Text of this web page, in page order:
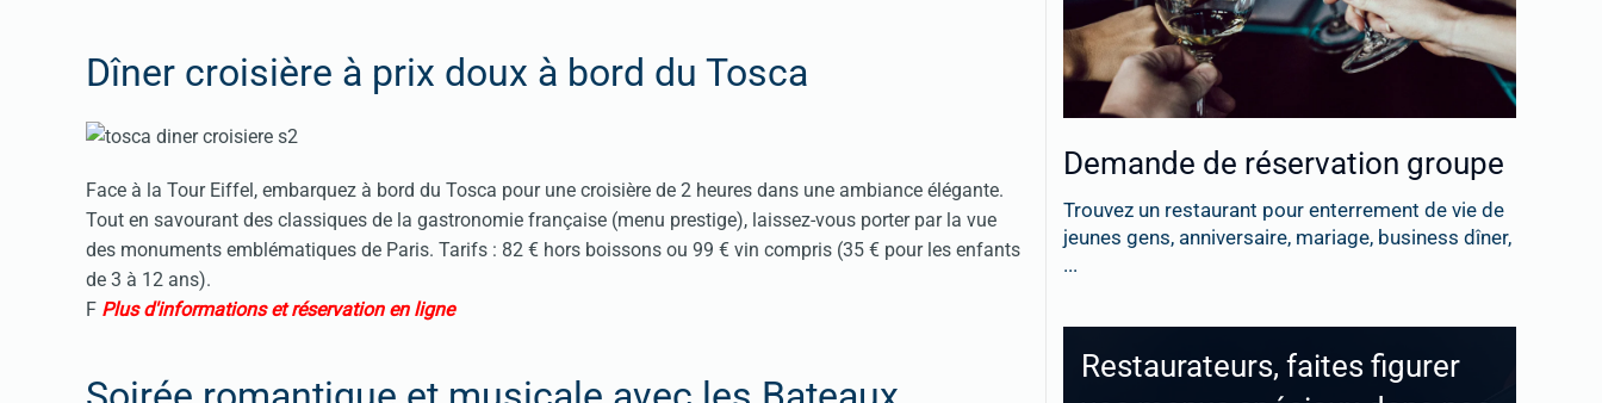
Dîner croisière à prix doux à bord du Tosca
Face à la Tour Eiffel, embarquez à bord du Tosca pour une croisière de 2 heures dans une ambiance élégante.
Tout en savourant des classiques de la gastronomie française (menu prestige), laissez-vous porter par la vue
des monuments emblématiques de Paris. Tarifs : 82 € hors boissons ou 99 € vin compris (35 € pour les enfants
de 3 à 12 ans).
F Plus d'informations et réservation en ligne
Demande de réservation groupe
Trouvez un restaurant pour enterrement de vie de
jeunes gens, anniversaire, mariage, business dîner,
...
Restaurateurs, faites figurer